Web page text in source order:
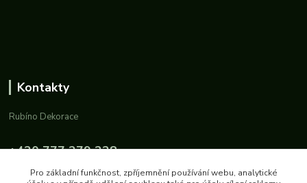
Kontakty
Rubíno Dekorace
+420 777 279 228
Pro základní funkčnost, zpříjemnění používání webu, analytické